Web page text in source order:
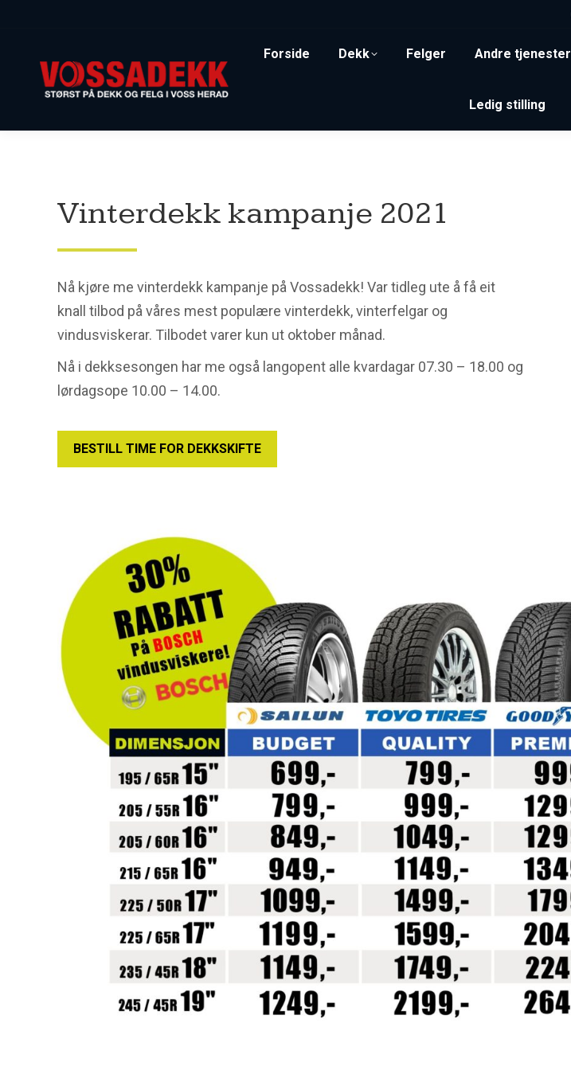
Forside Dekk Felger Andre tjenester
Ledig stilling
Vinterdekk kampanje 2021
Nå kjøre me vinterdekk kampanje på Vossadekk! Var tidleg ute å få eit
knall tilbod på våres mest populære vinterdekk, vinterfelgar og
vindusviskerar. Tilbodet varer kun ut oktober månad.
Nå i dekksesongen har me også langopent alle kvardagar 07.30 – 18.00 og
lørdagsope 10.00 – 14.00.
BESTILL TIME FOR DEKKSKIFTE